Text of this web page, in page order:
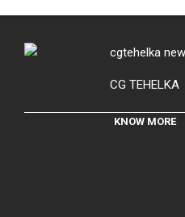
CG TEHELKA
KNOW MORE